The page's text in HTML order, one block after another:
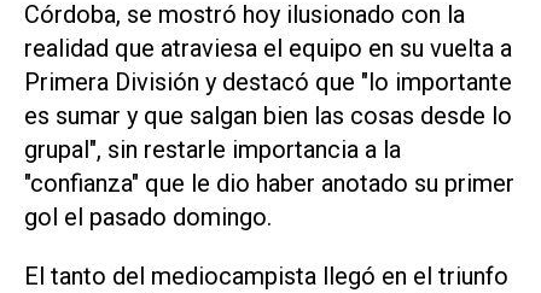
Córdoba, se mostró hoy ilusionado con la
realidad que atraviesa el equipo en su vuelta a
Primera División y destacó que "lo importante
es sumar y que salgan bien las cosas desde lo
grupal", sin restarle importancia a la
"confianza" que le dio haber anotado su primer
gol el pasado domingo.
El tanto del mediocampista llegó en el triunfo